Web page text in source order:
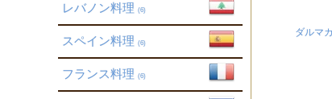
レバノン料理 (6)
スペイン料理 (6)
フランス料理 (6)
ダルマ